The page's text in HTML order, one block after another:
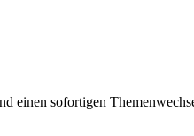
einen sofortigen